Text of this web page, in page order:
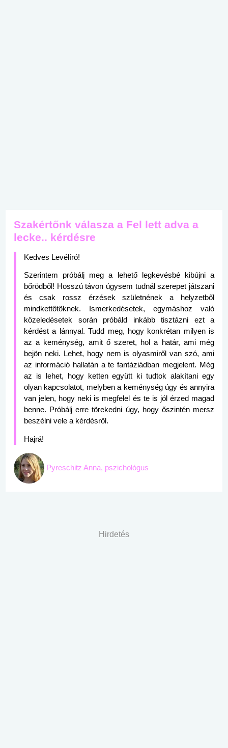
Szakértőnk válasza a Fel lett adva a
lecke.. kérdésre
Kedves Levélíró!
Szerintem próbálj meg a lehető legkevésbé kibújni a
bőrödből! Hosszú távon úgysem tudnál szerepet játszani
és csak rossz érzések születnének a helyzetből
mindkettőtöknek. Ismerkedésetek, egymáshoz való
közeledésetek során próbáld inkább tisztázni ezt a
kérdést a lánnyal. Tudd meg, hogy konkrétan milyen is
az a keménység, amit ő szeret, hol a határ, ami még
bejön neki. Lehet, hogy nem is olyasmiről van szó, ami
az információ hallatán a te fantáziádban megjelent. Még
az is lehet, hogy ketten együtt ki tudtok alakítani egy
olyan kapcsolatot, melyben a keménység úgy és annyira
van jelen, hogy neki is megfelel és te is jól érzed magad
benne. Próbálj erre törekedni úgy, hogy őszintén mersz
beszélni vele a kérdésről.
Hajrá!
Pyreschitz Anna, pszichológus
Hirdetés